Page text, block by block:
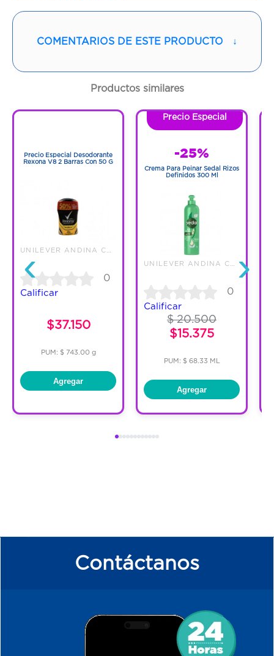
COMENTARIOS DE ESTE PRODUCTO ↓
Productos similares
‹
Precio Especial Desodorante
Rexona V8 2 Barras Con 50 G
0
Calificar
$37.150
PUM: $ 743.00 g
Agregar
Precio Especial
-25%
Crema Para Peinar Sedal Rizos
Definidos 300 Ml
0
Calificar
$ 20.500
$15.375
PUM: $ 68.33 ML
Agregar
›
Contáctanos